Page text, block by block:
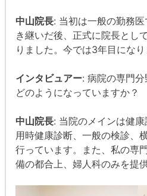
中山院長: 当初は一般の勤務
き継いだ後、正式に院長とし
りました。今では3年目になり
インタビュアー: 病院の専門
どのようになっていますか？
中山院長: 当院のメインは健
用時健康診断、一般の検診、
行っています。また、私の専
備の都合上、婦人科のみを提